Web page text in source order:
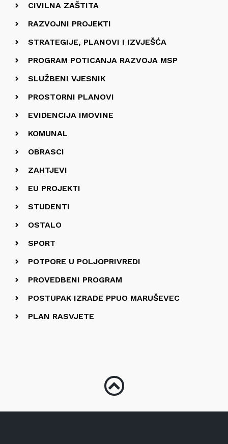
CIVILNA ZAŠTITA
RAZVOJNI PROJEKTI
STRATEGIJE, PLANOVI I IZVJEŠĆA
PROGRAM POTICANJA RAZVOJA MSP
SLUŽBENI VJESNIK
PROSTORNI PLANOVI
EVIDENCIJA IMOVINE
KOMUNAL
OBRASCI
ZAHTJEVI
EU PROJEKTI
STUDENTI
OSTALO
SPORT
POTPORE U POLJOPRIVREDI
PROVEDBENI PROGRAM
POSTUPAK IZRADE PPUO MARUŠEVEC
PLAN RASVJETE